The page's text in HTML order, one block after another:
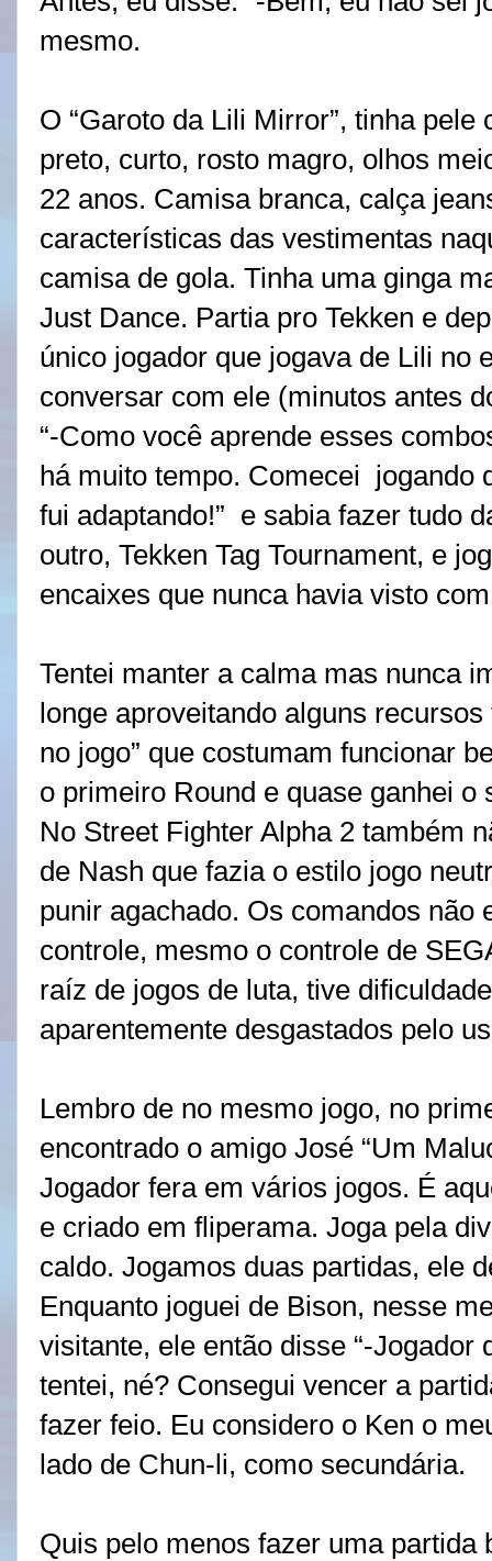
mesmo.
O “Garoto da Lili Mirror”, tinha
preto, curto, rosto magro, olhos
22 anos. Camisa branca, calça
características das vestimentas
camisa de gola. Tinha uma ginga
Just Dance. Partia pro Tekken e
único jogador que jogava de Lili no
conversar com ele (minutos antes
“-Como você aprende esses
há muito tempo. Comecei
jogando
fui adaptando!” e sabia fazer tudo
outro, Tekken Tag Tournament, e
encaixes que nunca havia visto
Tentei manter a calma mas nunca
longe aproveitando alguns
no jogo” que costumam funcionar
o primeiro Round e quase ganhei o
No Street Fighter Alpha 2 também
de Nash que fazia o estilo jogo
punir agachado. Os comandos não
controle, mesmo o controle de
raíz de jogos de luta, tive
aparentemente desgastados pelo
Lembro de no mesmo jogo, no
encontrado o amigo José “Um
Jogador fera em vários jogos. É
e criado em fliperama. Joga pela
caldo. Jogamos duas partidas, ele
Enquanto joguei de Bison, nesse
visitante, ele então disse “-Jogador
tentei, né? Consegui vencer a
fazer feio. Eu considero o Ken o
lado de Chun-li, como secundária.
Quis pelo menos fazer uma partida